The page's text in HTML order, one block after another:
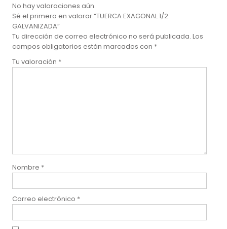
No hay valoraciones aún.
Sé el primero en valorar “TUERCA EXAGONAL 1/2
GALVANIZADA”
Tu dirección de correo electrónico no será publicada. Los
campos obligatorios están marcados con *
Tu valoración *
Nombre *
Correo electrónico *